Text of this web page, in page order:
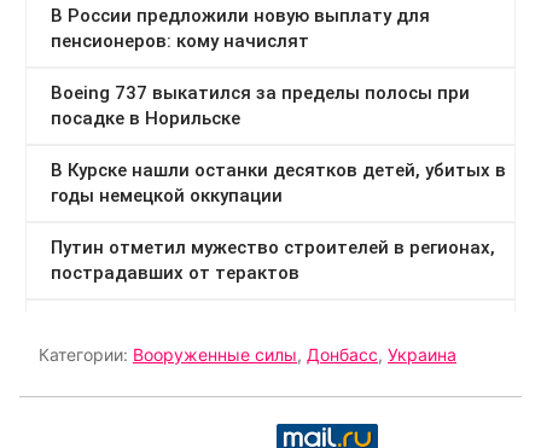
Категории: Вооруженные силы, Донбасс, Украина